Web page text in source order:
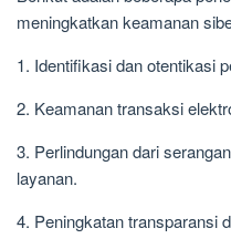
meningkatkan keamanan
1. Identifikasi dan otentikasi
2. Keamanan transaksi
3. Perlindungan dari
layanan.
4. Peningkatan transparansi